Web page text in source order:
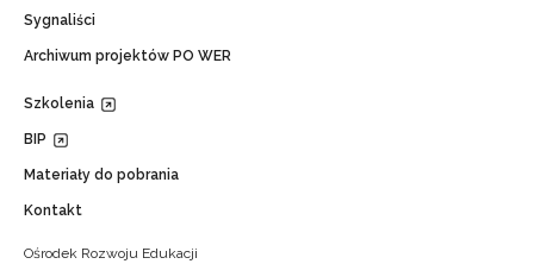
Sygnaliści
Archiwum projektów PO WER
Szkolenia
BIP
Materiały do pobrania
Kontakt
Ośrodek Rozwoju Edukacji